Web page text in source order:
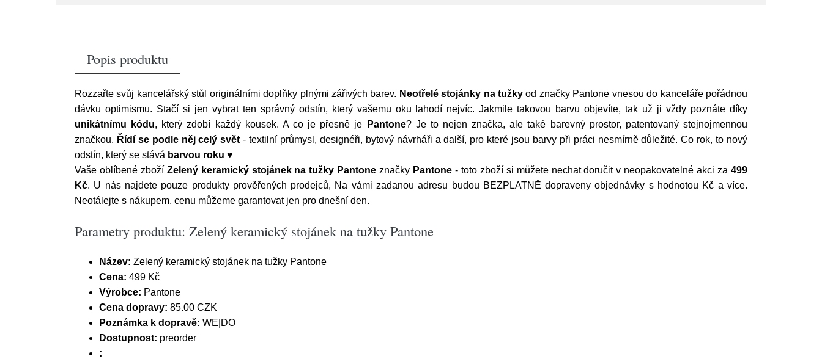
Popis produktu
Rozzařte svůj kancelářský stůl originálními doplňky plnými zářivých barev. Neotřelé stojánky na tužky od značky Pantone vnesou do kanceláře pořádnou
dávku optimismu. Stačí si jen vybrat ten správný odstín, který vašemu oku lahodí nejvíc. Jakmile takovou barvu objevíte, tak už ji vždy poznáte díky
unikátnímu kódu, který zdobí každý kousek. A co je přesně je Pantone? Je to nejen značka, ale také barevný prostor, patentovaný stejnojmennou
značkou. Řídí se podle něj celý svět - textilní průmysl, designéři, bytový návrháři a další, pro které jsou barvy při práci nesmírně důležité. Co rok, to nový
odstín, který se stává barvou roku ♥
Vaše oblíbené zboží Zelený keramický stojánek na tužky Pantone značky Pantone - toto zboží si můžete nechat doručit v neopakovatelné akci za499
Kč. U nás najdete pouze produkty prověřených prodejců, Na vámi zadanou adresu budou BEZPLATNĚ dopraveny objednávky s hodnotou Kč a více.
Neotálejte s nákupem, cenu můžeme garantovat jen pro dnešní den.
Parametry produktu: Zelený keramický stojánek na tužky Pantone
Název: Zelený keramický stojánek na tužky Pantone
Cena: 499 Kč
Výrobce: Pantone
Cena dopravy: 85.00 CZK
Poznámka k dopravě: WE|DO
Dostupnost: preorder
: